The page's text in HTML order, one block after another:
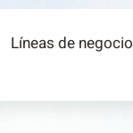
Líneas de negocio